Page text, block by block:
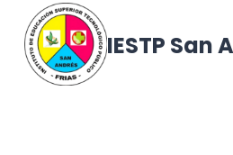
content
IESTP San